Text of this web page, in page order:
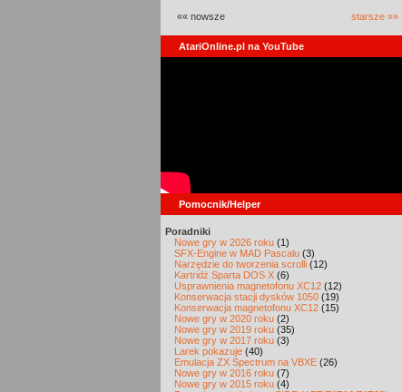
«« nowsze starsze »»
AtariOnline.pl na YouTube
Pomocnik/Helper
Poradniki
Nowe gry w 2026 roku (1)
SFX-Engine w MAD Pascalu (3)
Narzędzie do tworzenia scrolli (12)
Kartridż Sparta DOS X (6)
Usprawnienia magnetofonu XC12 (12)
Konserwacja stacji dysków 1050 (19)
Konserwacja magnetofonu XC12 (15)
Nowe gry w 2020 roku (2)
Nowe gry w 2019 roku (35)
Nowe gry w 2017 roku (3)
Larek pokazuje (40)
Emulacja ZX Spectrum na VBXE (26)
Nowe gry w 2016 roku (7)
Nowe gry w 2015 roku (4)